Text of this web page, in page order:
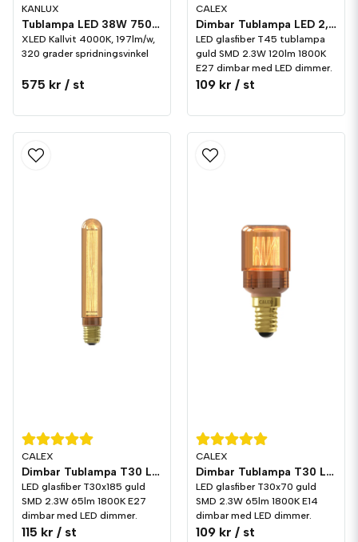
KANLUX
Tublampa LED 38W 7500lm E40
XLED Kallvit 4000K, 197lm/w,
320 grader spridningsvinkel
575 kr / st
CALEX
Dimbar Tublampa LED 2,3W 120lm E27
LED glasfiber T45 tublampa
guld SMD 2.3W 120lm 1800K
E27 dimbar med LED dimmer.
109 kr / st
CALEX
Dimbar Tublampa T30 LED 2,3W 65lm E27
LED glasfiber T30x185 guld
SMD 2.3W 65lm 1800K E27
dimbar med LED dimmer.
115 kr / st
CALEX
Dimbar Tublampa T30 LED 2,3W 65lm E14
LED glasfiber T30x70 guld
SMD 2.3W 65lm 1800K E14
dimbar med LED dimmer.
109 kr / st